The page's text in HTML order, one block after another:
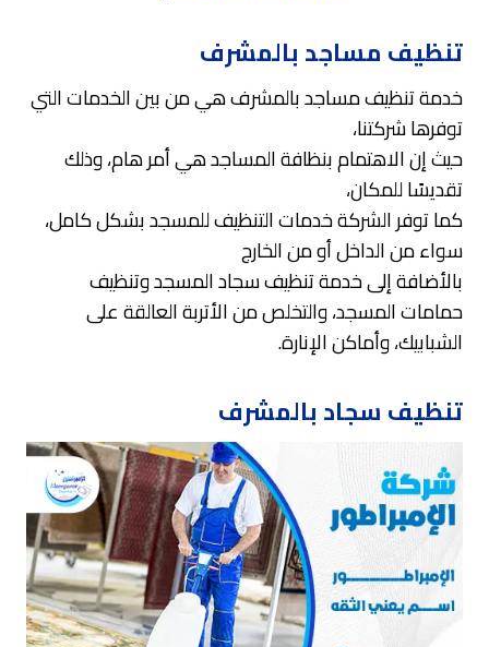
تنظيف مساجد بالمشرف
خدمة تنظيف مساجد بالمشرف هي من بين الخدمات التي
توفرها شركتنا،
حيث إن الاهتمام بنظافة المساجد هي أمر هام، وذلك
تقديسًا للمكان،
كما توفر الشركة خدمات التنظيف للمسجد بشكل كامل،
سواء من الداخل أو من الخارج
بالأضافة إلى خدمة تنظيف سجاد المسجد وتنظيف
حمامات المسجد، والتخلص من الأتربة العالقة على
الشبابيك، وأماكن الإنارة.
تنظيف سجاد بالمشرف